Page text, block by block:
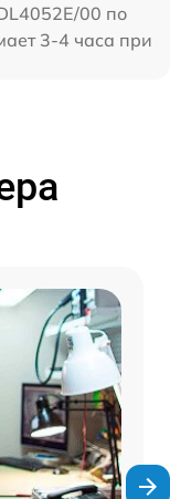
00 по
3-4 часа при